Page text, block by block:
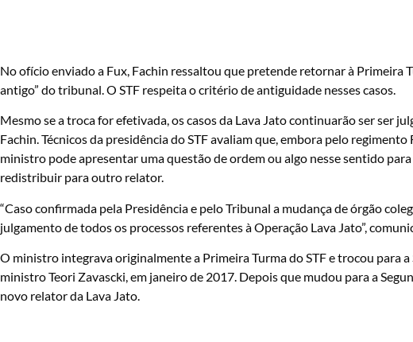
No ofício enviado a Fux, Fachin ressaltou que pretende retornar à Primeira
antigo” do tribunal. O STF respeita o critério de antiguidade nesses casos.
Mesmo se a troca for efetivada, os casos da Lava Jato continuarão ser ser
Fachin. Técnicos da presidência do STF avaliam que, embora pelo
ministro pode apresentar uma questão de ordem ou algo nesse sentido
redistribuir para outro relator.
“Caso confirmada pela Presidência e pelo Tribunal a mudança de órgão
julgamento de todos os processos referentes à Operação Lava Jato”,
O ministro integrava originalmente a Primeira Turma do STF e trocou para
ministro Teori Zavascki, em janeiro de 2017. Depois que mudou para a
novo relator da Lava Jato.